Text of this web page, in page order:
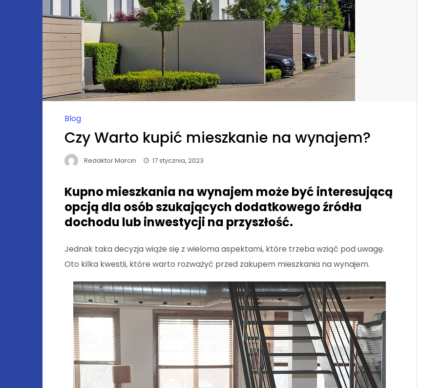
Blog
Czy Warto kupić mieszkanie na wynajem?
Redaktor Marcin 17 stycznia, 2023
Kupno mieszkania na wynajem może być interesującą
opcją dla osób szukających dodatkowego źródła
dochodu lub inwestycji na przyszłość.
Jednak taka decyzja wiąże się z wieloma aspektami, które trzeba wziąć pod uwagę.
Oto kilka kwestii, które warto rozważyć przed zakupem mieszkania na wynajem.